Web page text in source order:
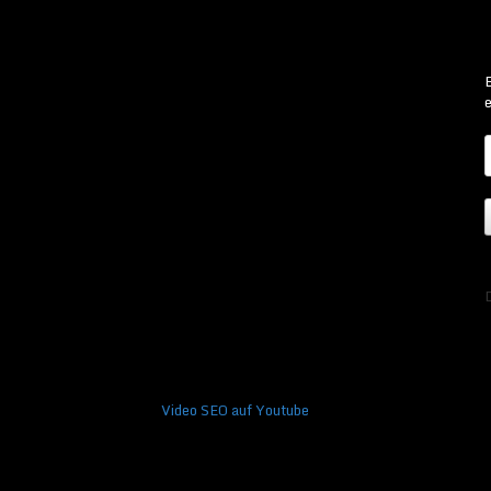
Video SEO auf Youtube